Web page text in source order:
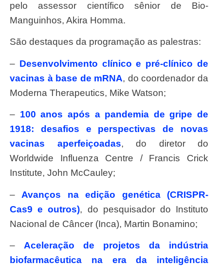
pelo assessor científico sênior de Bio-
Manguinhos, Akira Homma.
São destaques da programação as palestras:
Desenvolvimento clínico e pré-clínico de
vacinas à base de mRNA, do coordenador da
Moderna Therapeutics, Mike Watson;
100 anos após a pandemia de gripe de
1918: desafios e perspectivas de novas
vacinas aperfeiçoadas, do diretor do
Worldwide Influenza Centre / Francis Crick
Institute, John McCauley;
Avanços na edição genética (CRISPR-
Cas9 e outros), do pesquisador do Instituto
Nacional de Câncer (Inca), Martin Bonamino;
Aceleração de projetos da indústria
biofarmacêutica na era da inteligência